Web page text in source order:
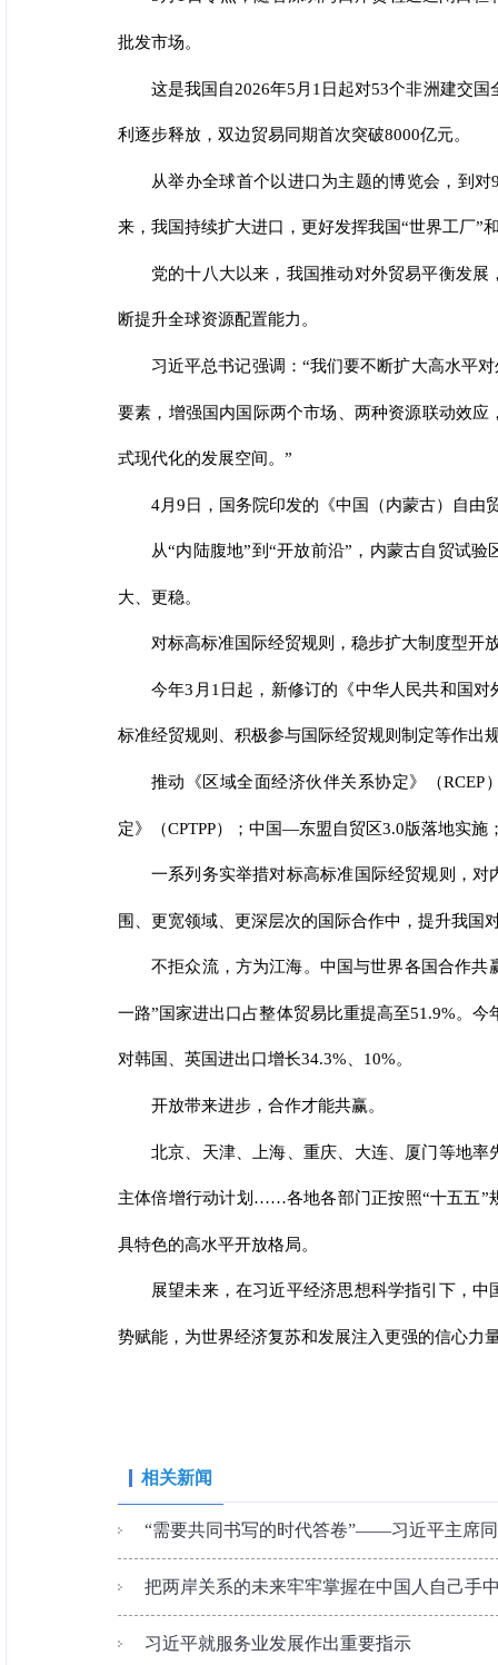
批发市场。
这是我国自2026年5月1日起对53个非洲建交
利逐步释放，双边贸易同期首次突破8000亿元。
从举办全球首个以进口为主题的博览会，到
来，我国持续扩大进口，更好发挥我国“世界工厂”
党的十八大以来，我国推动对外贸易平衡发
断提升全球资源配置能力。
习近平总书记强调：“我们要不断扩大高水平
要素，增强国内国际两个市场、两种资源联动效
式现代化的发展空间。”
4月9日，国务院印发的《中国（内蒙古）自由
从“内陆腹地”到“开放前沿”，内蒙古自贸试
大、更稳。
对标高标准国际经贸规则，稳步扩大制度型开
今年3月1日起，新修订的《中华人民共和国
标准经贸规则、积极参与国际经贸规则制定等作出
推动《区域全面经济伙伴关系协定》（
定》（CPTPP）；中国—东盟自贸区3.0版落地实
一系列务实举措对标高标准国际经贸规则，
围、更宽领域、更深层次的国际合作中，提升我国
不拒众流，方为江海。中国与世界各国合作共
一路”国家进出口占整体贸易比重提高至51.9%。
对韩国、英国进出口增长34.3%、10%。
开放带来进步，合作才能共赢。
北京、天津、上海、重庆、大连、厦门等地
主体倍增行动计划……各地各部门正按照“十五五”
具特色的高水平开放格局。
展望未来，在习近平经济思想科学指引下，
势赋能，为世界经济复苏和发展注入更强的信心力
相关新闻
“需要共同书写的时代答卷”——习近平主席
把两岸关系的未来牢牢掌握在中国人自己
习近平就服务业发展作出重要指示